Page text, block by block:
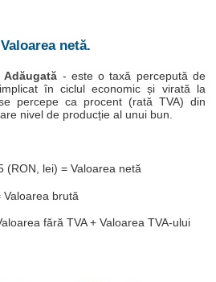
netă.
Adăugată - este o taxă percepută de
în ciclul economic și virată la
percepe ca procent (rată TVA) din
nivel de producție al unui bun.
(RON, lei) = Valoarea netă
Valoarea brută
fără TVA + Valoarea TVA-ului